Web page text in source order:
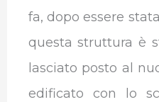
fa, dopo essere
questa struttura è
lasciato posto al
edificato con lo